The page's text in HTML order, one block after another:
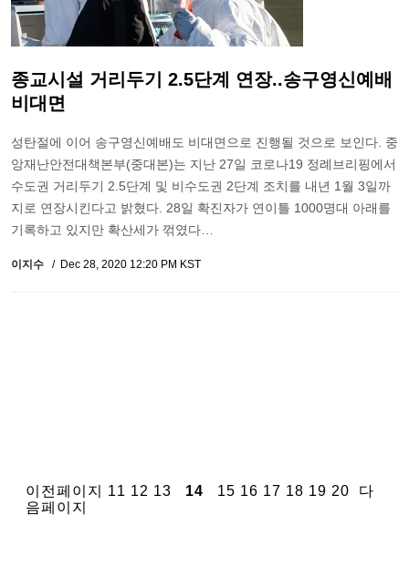
종교시설 거리두기 2.5단계 연장..송구영신예배
비대면
성탄절에 이어 송구영신예배도 비대면으로 진행될 것으로 보인다. 중
앙재난안전대책본부(중대본)는 지난 27일 코로나19 정례브리핑에서
수도권 거리두기 2.5단계 및 비수도권 2단계 조치를 내년 1월 3일까
지로 연장시킨다고 밝혔다. 28일 확진자가 연이틀 1000명대 아래를
기록하고 있지만 확산세가 꺾였다…
이지수 Dec 28, 2020 12:20 PM KST
이전페이지 11 12 13 14 15 16 17 18 19 20
다
음페이지